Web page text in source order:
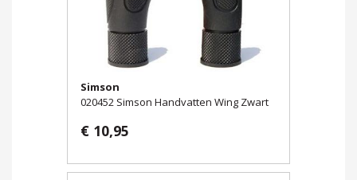
Simson
020452 Simson Handvatten Wing Zwart
€ 10,95